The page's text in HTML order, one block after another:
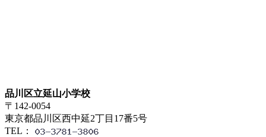
品川区立延山小学校
〒142-0054
東京都品川区西中延2丁目17番5号
TEL：